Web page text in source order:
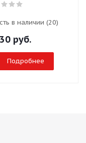
в наличии (20)
руб.
Подробнее